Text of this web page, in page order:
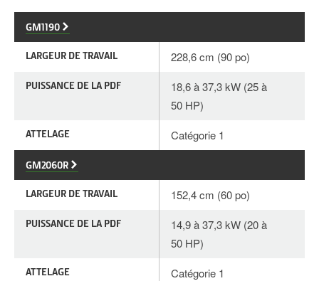
GM1190
LARGEUR DE TRAVAIL 228,6 cm (90 po)
PUISSANCE DE LA PDF
18,6 à 37,3 kW (25 à
50 HP)
ATTELAGE Catégorie 1
GM2060R
LARGEUR DE TRAVAIL 152,4 cm (60 po)
PUISSANCE DE LA PDF
14,9 à 37,3 kW (20 à
50 HP)
ATTELAGE Catégorie 1